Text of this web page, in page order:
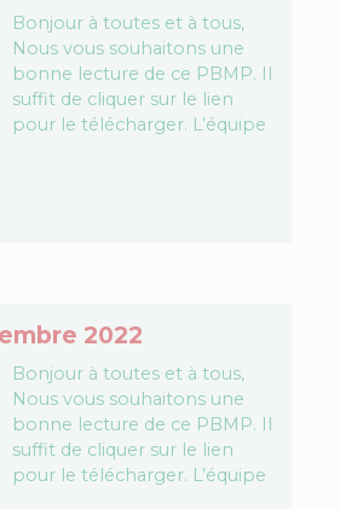
Bonjour à toutes et à tous,
Nous vous souhaitons une
bonne lecture de ce PBMP. Il
suffit de cliquer sur le lien
pour le télécharger. L’équipe
2022
Bonjour à toutes et à tous,
Nous vous souhaitons une
bonne lecture de ce PBMP. Il
suffit de cliquer sur le lien
pour le télécharger. L’équipe